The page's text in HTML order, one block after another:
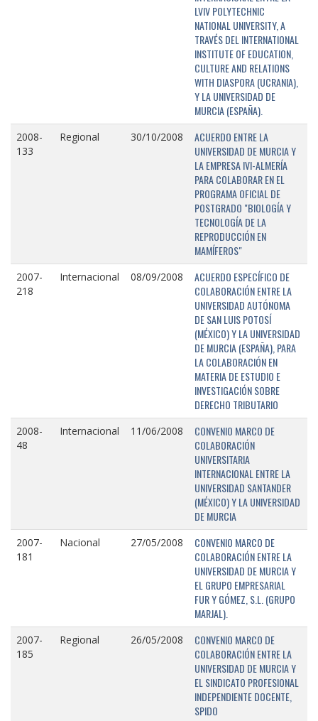
LVIV POLYTECHNIC
NATIONAL UNIVERSITY, A
TRAVÉS DEL INTERNATIONAL
INSTITUTE OF EDUCATION,
CULTURE AND RELATIONS
WITH DIASPORA (UCRANIA),
Y LA UNIVERSIDAD DE
MURCIA (ESPAÑA).
2008-
133
Regional 30/10/2008
ACUERDO ENTRE LA
UNIVERSIDAD DE MURCIA Y
LA EMPRESA IVI-ALMERÍA
PARA COLABORAR EN EL
PROGRAMA OFICIAL DE
POSTGRADO "BIOLOGÍA Y
TECNOLOGÍA DE LA
REPRODUCCIÓN EN
MAMÍFEROS"
2007-
218
Internacional 08/09/2008
ACUERDO ESPECÍFICO DE
COLABORACIÓN ENTRE LA
UNIVERSIDAD AUTÓNOMA
DE SAN LUIS POTOSÍ
(MÉXICO) Y LA UNIVERSIDAD
DE MURCIA (ESPAÑA), PARA
LA COLABORACIÓN EN
MATERIA DE ESTUDIO E
INVESTIGACIÓN SOBRE
DERECHO TRIBUTARIO
2008-
48
Internacional 11/06/2008
CONVENIO MARCO DE
COLABORACIÓN
UNIVERSITARIA
INTERNACIONAL ENTRE LA
UNIVERSIDAD SANTANDER
(MÉXICO) Y LA UNIVERSIDAD
DE MURCIA
2007-
181
Nacional 27/05/2008
CONVENIO MARCO DE
COLABORACIÓN ENTRE LA
UNIVERSIDAD DE MURCIA Y
EL GRUPO EMPRESARIAL
FUR Y GÓMEZ, S.L. (GRUPO
MARJAL).
2007-
185
Regional 26/05/2008
CONVENIO MARCO DE
COLABORACIÓN ENTRE LA
UNIVERSIDAD DE MURCIA Y
EL SINDICATO PROFESIONAL
INDEPENDIENTE DOCENTE,
SPIDO